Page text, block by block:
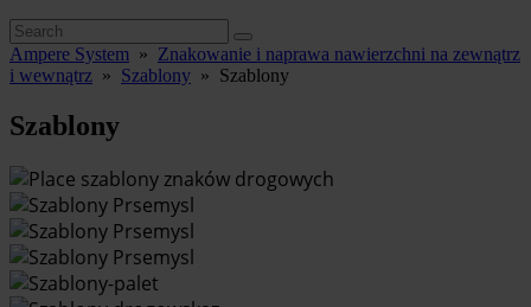
Ampere System » Znakowanie i naprawa nawierzchni na zewnątrz
i wewnątrz » Szablony » Szablony
Szablony